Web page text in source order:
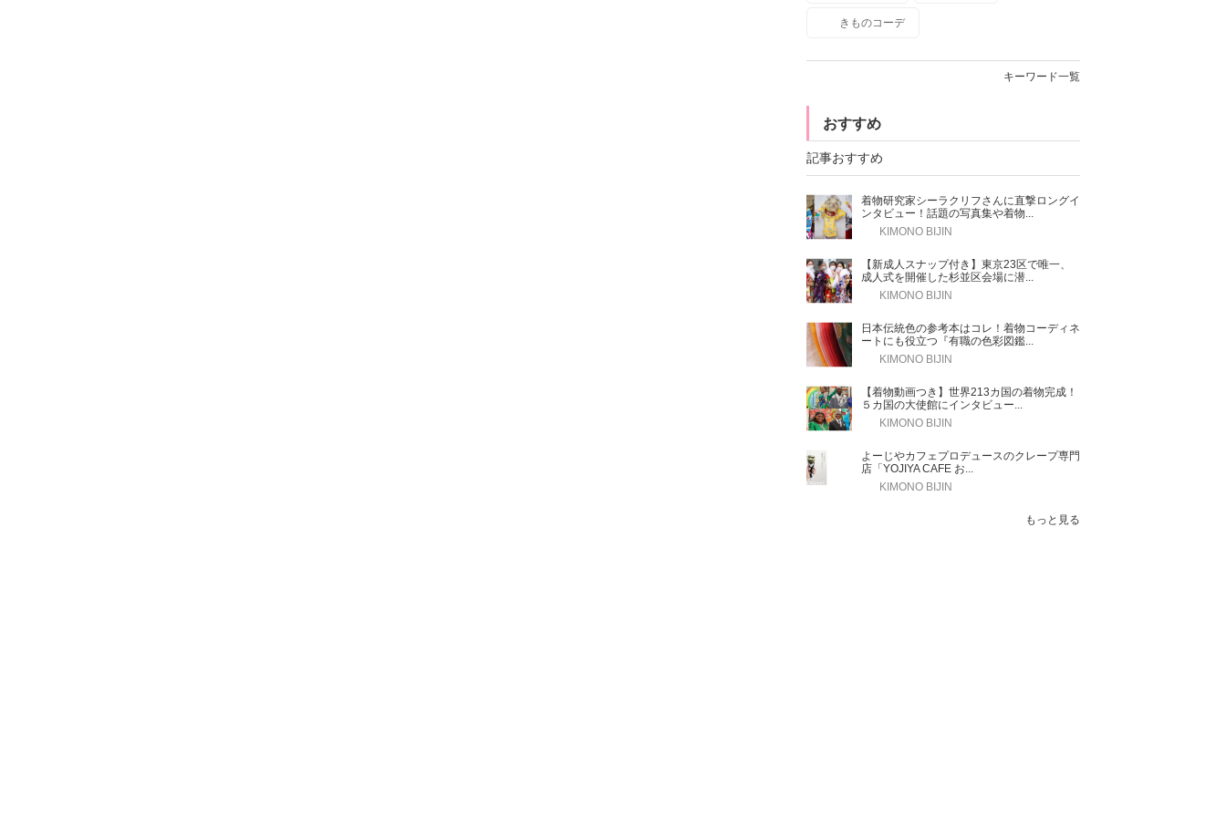
きものコーデ
キーワード一覧
おすすめ
記事おすすめ
着物研究家シーラクリフさんに直撃ロングイ
ンタビュー！話題の写真集や着物...
KIMONO BIJIN
【新成人スナップ付き】東京23区で唯一、
成人式を開催した杉並区会場に潜...
KIMONO BIJIN
日本伝統色の参考本はコレ！着物コーディネ
ートにも役立つ『有職の色彩図鑑...
KIMONO BIJIN
【着物動画つき】世界213カ国の着物完成！
５カ国の大使館にインタビュー...
KIMONO BIJIN
よーじやカフェプロデュースのクレープ専門
店「YOJIYA CAFE お...
KIMONO BIJIN
もっと見る